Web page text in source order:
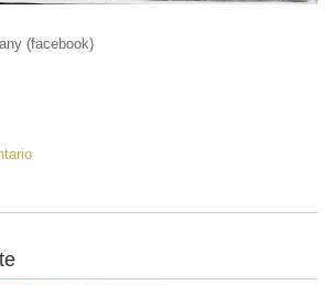
(facebook)